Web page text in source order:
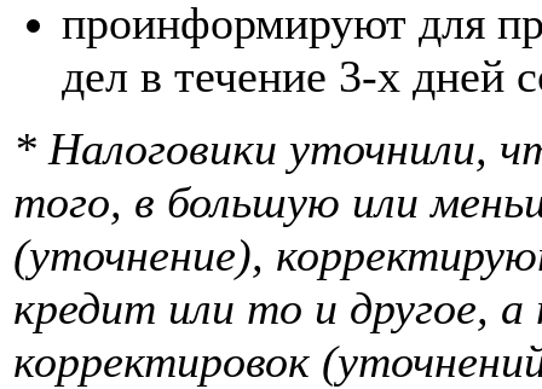
проинформируют для
дел в течение 3-х дней
* Налоговики уточнили,
того, в большую или
(уточнение),
кредит или то и другое,
корректировок